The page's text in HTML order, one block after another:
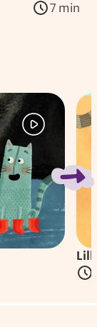
7 min